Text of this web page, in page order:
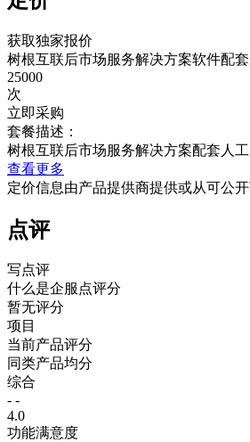
获取独家报价
树根互联后市场服务解决方案软件配
25000
次
立即采购
套餐描述：
树根互联后市场服务解决方案配套人
查看更多
定价信息由产品提供商提供或从可公
点评
写点评
什么是企服点评分
暂无评分
项目
当前产品评分
同类产品均分
综合
- -
4.0
功能满意度